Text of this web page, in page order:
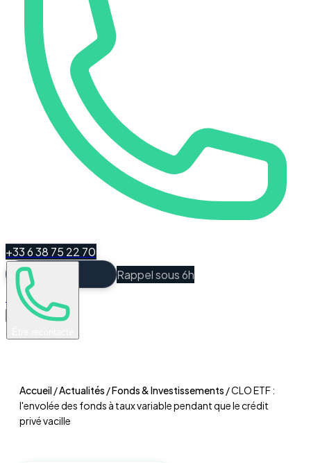
+33 6 38 75 22 70
Rappel sous 6h
Espace Client
Accueil/Actualités /Fonds & Investissements /CLO ETF :
l'envolée des fonds à taux variable pendant que le crédit
privé vacille